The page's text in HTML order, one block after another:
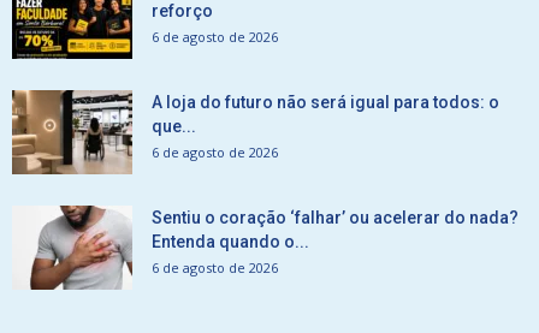
reforço
6 de agosto de 2026
A loja do futuro não será igual para todos: o
que...
6 de agosto de 2026
Sentiu o coração ‘falhar’ ou acelerar do nada?
Entenda quando o...
6 de agosto de 2026